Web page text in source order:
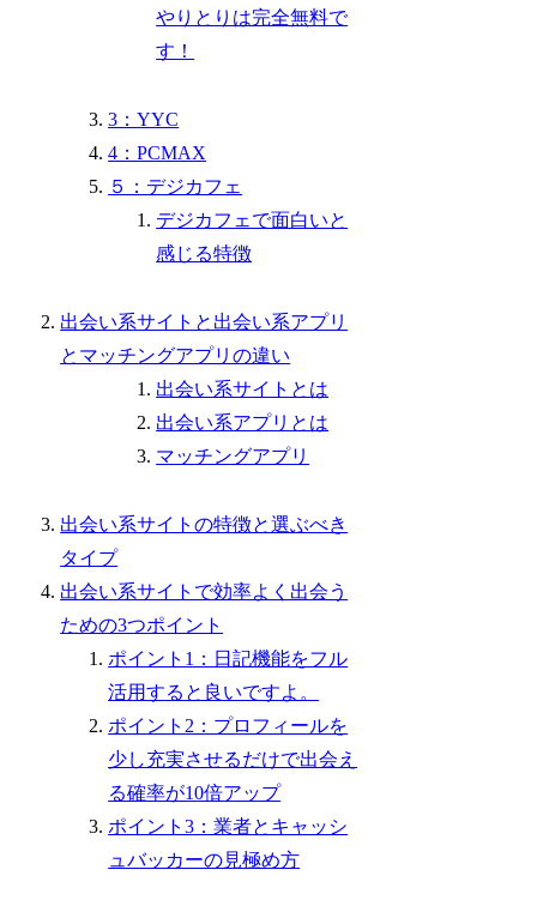
やりとりは完全無料で
す！
3：YYC
4：PCMAX
５：デジカフェ
デジカフェで面白いと
感じる特徴
出会い系サイトと出会い系アプリ
とマッチングアプリの違い
出会い系サイトとは
出会い系アプリとは
マッチングアプリ
出会い系サイトの特徴と選ぶべき
タイプ
出会い系サイトで効率よく出会う
ための3つポイント
ポイント1：日記機能をフル
活用すると良いですよ。
ポイント2：プロフィールを
少し充実させるだけで出会え
る確率が10倍アップ
ポイント3：業者とキャッシ
ュバッカーの見極め方